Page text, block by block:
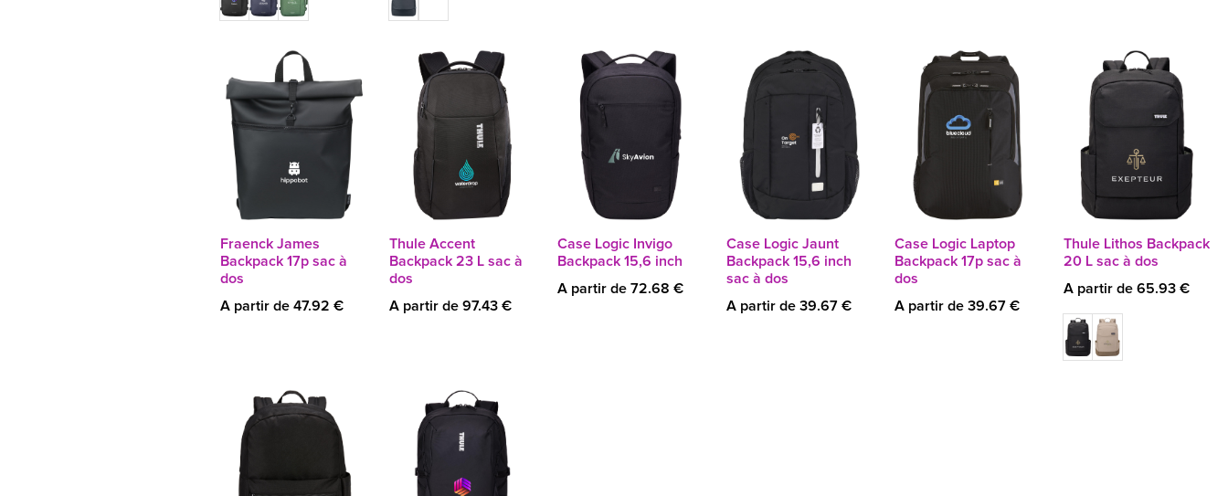
Fraenck James
Backpack 17p sac à
dos
A partir de 47.92 €
Thule Accent
Backpack 23 L sac à
dos
A partir de 97.43 €
Case Logic Invigo
Backpack 15,6 inch
A partir de 72.68 €
Case Logic Jaunt
Backpack 15,6 inch
sac à dos
A partir de 39.67 €
Case Logic Laptop
Backpack 17p sac à
dos
A partir de 39.67 €
Thule Lithos Backpack
20 L sac à dos
A partir de 65.93 €